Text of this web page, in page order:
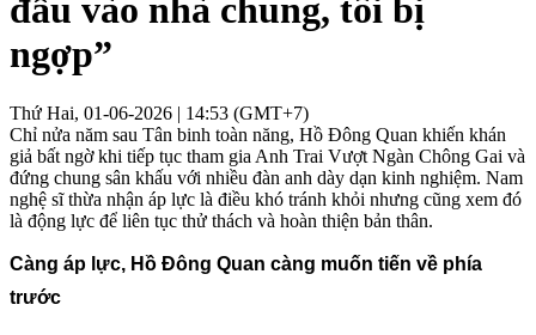
đầu vào nhà chung, tôi bị
ngợp”
Thứ Hai, 01-06-2026 | 14:53 (GMT+7)
Chỉ nửa năm sau Tân binh toàn năng, Hồ Đông Quan khiến khán
giả bất ngờ khi tiếp tục tham gia Anh Trai Vượt Ngàn Chông Gai và
đứng chung sân khấu với nhiều đàn anh dày dạn kinh nghiệm. Nam
nghệ sĩ thừa nhận áp lực là điều khó tránh khỏi nhưng cũng xem đó
là động lực để liên tục thử thách và hoàn thiện bản thân.
Càng áp lực, Hồ Đông Quan càng muốn tiến về phía
trước